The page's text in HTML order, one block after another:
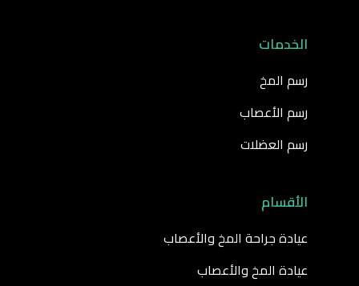
الخدمات
رسم المخ
رسم الأعصاب
رسم العضلات
الأقسام
عيادة جراحة المخ والأعصاب
عيادة المخ والأعصاب